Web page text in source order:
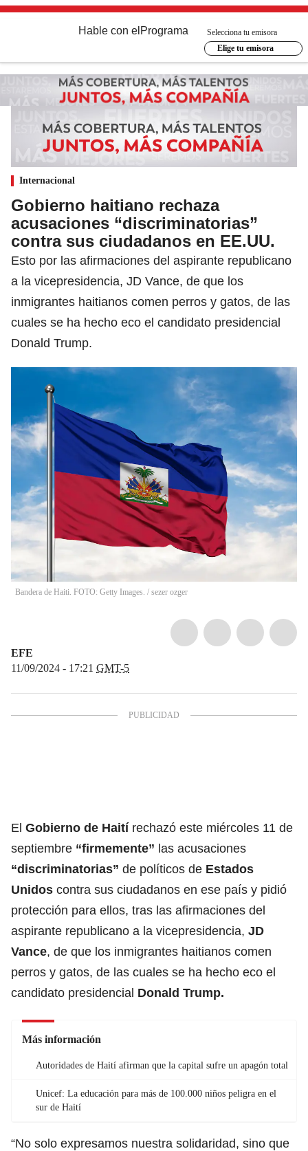
Hable con el Programa
Selecciona tu emisora
Elige tu emisora
Internacional
Gobierno haitiano rechaza
acusaciones “discriminatorias”
contra sus ciudadanos en EE.UU.
Esto por las afirmaciones del aspirante republicano
a la vicepresidencia, JD Vance, de que los
inmigrantes haitianos comen perros y gatos, de las
cuales se ha hecho eco el candidato presidencial
Donald Trump.
Bandera de Haiti. FOTO: Getty Images. / sezer ozger
EFE
11/09/2024 - 17:21 GMT-5
El Gobierno de Haití rechazó este miércoles 11 de
septiembre “firmemente” las acusaciones
“discriminatorias” de políticos de Estados
Unidos contra sus ciudadanos en ese país y pidió
protección para ellos, tras las afirmaciones del
aspirante republicano a la vicepresidencia, JD
Vance, de que los inmigrantes haitianos comen
perros y gatos, de las cuales se ha hecho eco el
candidato presidencial Donald Trump.
Más información
Autoridades de Haití afirman que la capital sufre un apagón total
Unicef: La educación para más de 100.000 niños peligra en el
sur de Haití
“No solo expresamos nuestra solidaridad, sino que